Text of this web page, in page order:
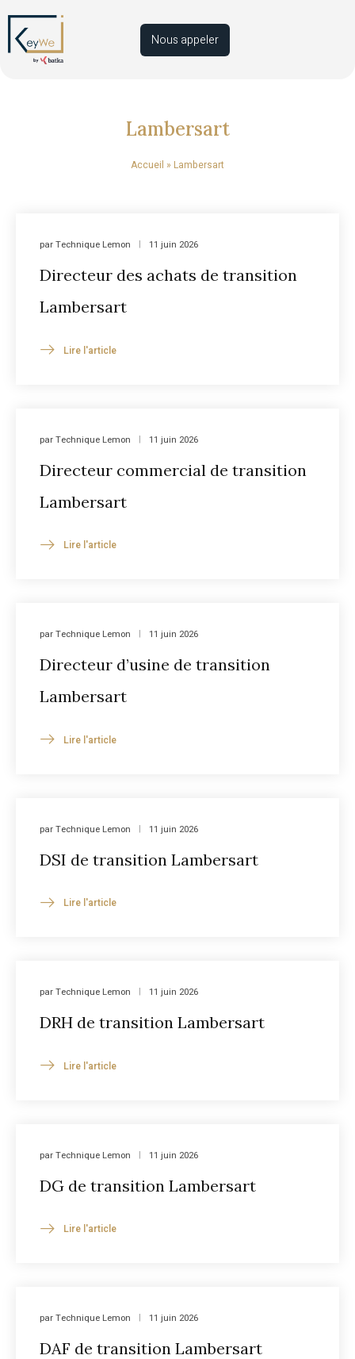
Nous appeler
Lambersart
Accueil » Lambersart
parTechnique Lemon 11 juin 2026
Directeur des achats de transition
Lambersart
Lire l'article
parTechnique Lemon 11 juin 2026
Directeur commercial de transition
Lambersart
Lire l'article
parTechnique Lemon 11 juin 2026
Directeur d’usine de transition
Lambersart
Lire l'article
parTechnique Lemon 11 juin 2026
DSI de transition Lambersart
Lire l'article
parTechnique Lemon 11 juin 2026
DRH de transition Lambersart
Lire l'article
parTechnique Lemon 11 juin 2026
DG de transition Lambersart
Lire l'article
parTechnique Lemon 11 juin 2026
DAF de transition Lambersart